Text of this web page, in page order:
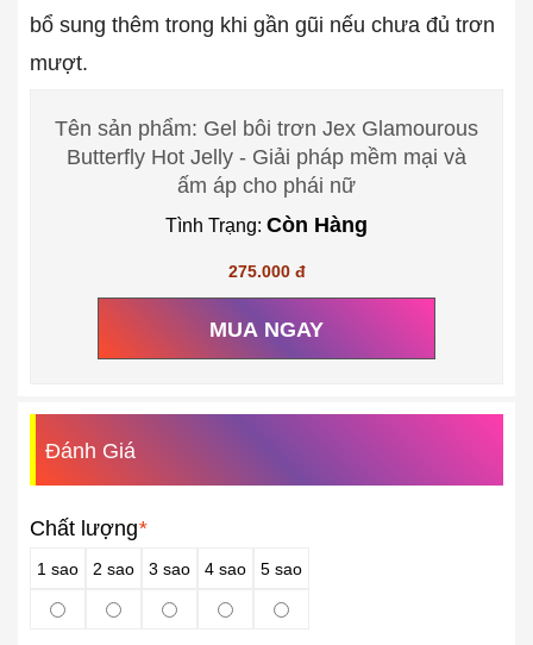
bổ sung thêm trong khi gần gũi nếu chưa đủ trơn
mượt.
Tên sản phẩm: Gel bôi trơn Jex Glamourous
Butterfly Hot Jelly - Giải pháp mềm mại và
ấm áp cho phái nữ
Tình Trạng: Còn Hàng
275.000 đ
MUA NGAY
Đánh Giá
Chất lượng*
1 sao 2 sao 3 sao 4 sao 5 sao